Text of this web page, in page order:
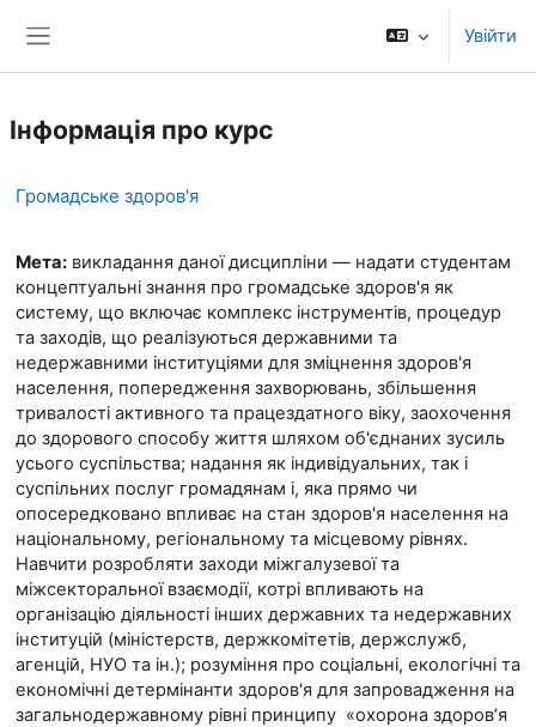
Увійти
Інформація про курс
Громадське здоров'я
Мета: викладання даної дисципліни — надати студентам
концептуальні знання про громадське здоров'я як
систему, що включає комплекс інструментів, процедур
та заходів, що реалізуються державними та
недержавними інституціями для зміцнення здоров'я
населення, попередження захворювань, збільшення
тривалості активного та працездатного віку, заохочення
до здорового способу життя шляхом об'єднаних зусиль
усього суспільства; надання як індивідуальних, так і
суспільних послуг громадянам і, яка прямо чи
опосередковано впливає на стан здоров'я населення на
національному, регіональному та місцевому рівнях.
Навчити розробляти заходи міжгалузевої та
міжсекторальної взаємодії, котрі впливають на
організацію діяльності інших державних та недержавних
інституцій (міністерств, держкомітетів, держслужб,
агенцій, НУО та ін.); розуміння про соціальні, екологічні та
економічні детермінанти здоров'я для запровадження на
загальнодержавному рівні принципу «охорона здоров’я